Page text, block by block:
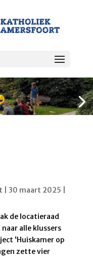
30 maart 2025
de locatieraad
alle klussers
‘Huiskamer op
zette vier